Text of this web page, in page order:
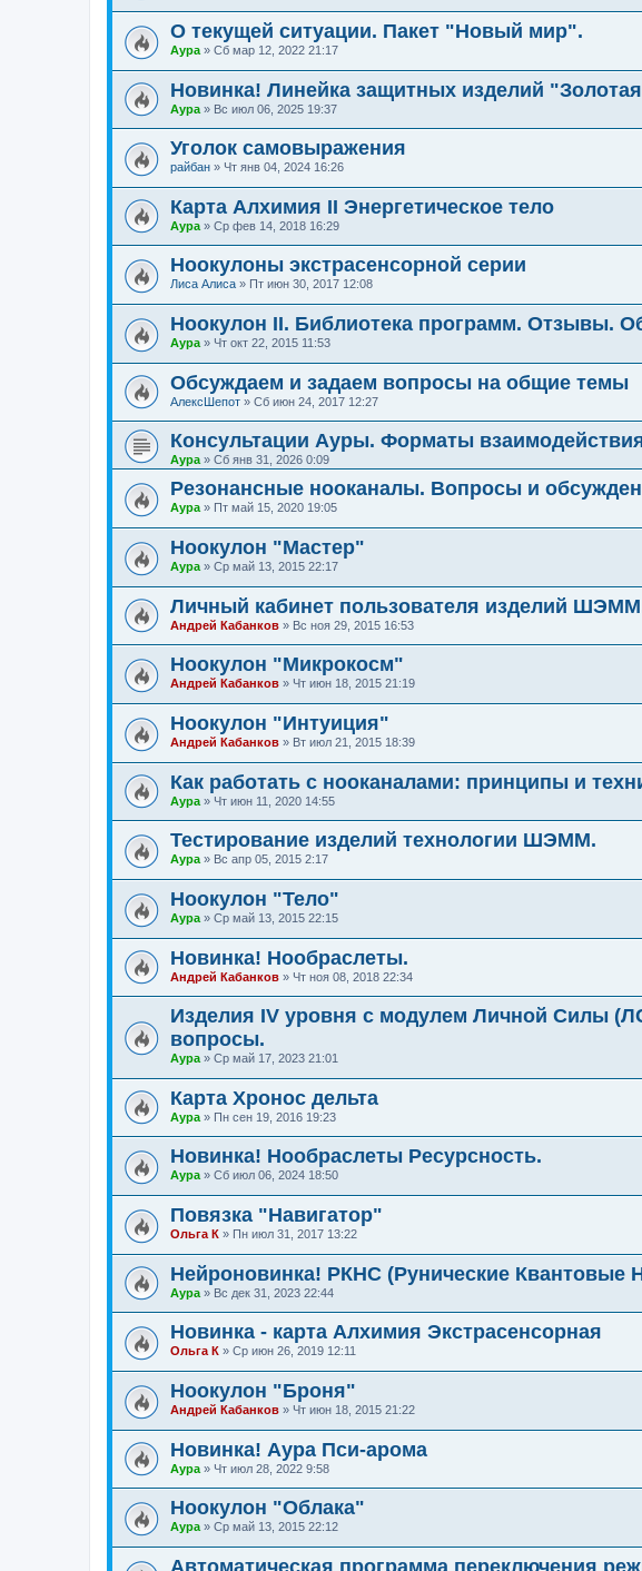
О текущей ситуации. Пакет "Новый мир".
Аура » Сб мар 12, 2022 21:17
Новинка! Линейка защитных изделий
Аура » Вс июл 06, 2025 19:37
Уголок самовыражения
райбан » Чт янв 04, 2024 16:26
Карта Алхимия II Энергетическое тело
Аура » Ср фев 14, 2018 16:29
Ноокулоны экстрасенсорной серии
Лиса Алиса » Пт июн 30, 2017 12:08
Ноокулон II. Библиотека программ. Отзывы.
Аура » Чт окт 22, 2015 11:53
Обсуждаем и задаем вопросы на общие темы
АлексШепот » Сб июн 24, 2017 12:27
Консультации Ауры. Форматы
Аура» Сб янв 31, 2026 0:09
Резонансные нооканалы. Вопросы и
Аура» Пт май 15, 2020 19:05
Ноокулон "Мастер"
Аура » Ср май 13, 2015 22:17
Личный кабинет пользователя изделий
Андрей Кабанков » Вс ноя 29, 2015 16:53
Ноокулон "Микрокосм"
Андрей Кабанков » Чт июн 18, 2015 21:19
Ноокулон "Интуиция"
Андрей Кабанков » Вт июл 21, 2015 18:39
Как работать с нооканалами: принципы и
Аура » Чт июн 11, 2020 14:55
Тестирование изделий технологии ШЭММ.
Аура » Вс апр 05, 2015 2:17
Ноокулон "Тело"
Аура » Ср май 13, 2015 22:15
Новинка! Нообраслеты.
Андрей Кабанков » Чт ноя 08, 2018 22:34
Изделия IV уровня с модулем Личной Силы
вопросы.
Аура » Ср май 17, 2023 21:01
Карта Хронос дельта
Аура » Пн сен 19, 2016 19:23
Новинка! Нообраслеты Ресурсность.
Аура» Сб июл 06, 2024 18:50
Повязка "Навигатор"
Ольга К » Пн июл 31, 2017 13:22
Нейроновинка! РКНС (Рунические Квантовые
Аура » Вс дек 31, 2023 22:44
Новинка - карта Алхимия Экстрасенсорная
Ольга К » Ср июн 26, 2019 12:11
Ноокулон "Броня"
Андрей Кабанков » Чт июн 18, 2015 21:22
Новинка! Аура Пси-арома
Аура » Чт июл 28, 2022 9:58
Ноокулон "Облака"
Аура » Ср май 13, 2015 22:12
Автоматическая программа переключения